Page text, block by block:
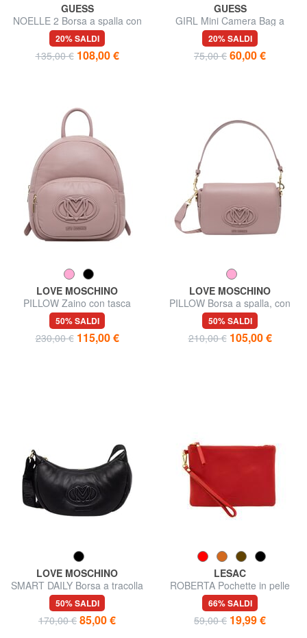
GUESS
NOELLE 2 Borsa a spalla con
tracolla
20% SALDI
135,00 € 108,00 €
GUESS
GIRL Mini Camera Bag a
tracolla
20% SALDI
75,00 € 60,00 €
LOVE MOSCHINO
PILLOW Zaino con tasca
frontale
50% SALDI
230,00 € 115,00 €
LOVE MOSCHINO
PILLOW Borsa a spalla, con
tracolla
50% SALDI
210,00 € 105,00 €
LOVE MOSCHINO
SMART DAILY Borsa a tracolla
50% SALDI
170,00 € 85,00 €
LESAC
ROBERTA Pochette in pelle
dollaro
66% SALDI
59,00 € 19,99 €